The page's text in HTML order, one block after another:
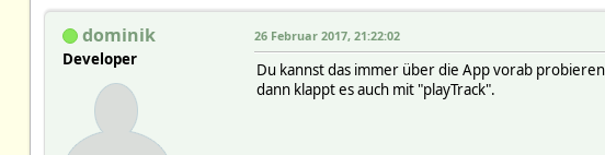
dominik
Developer
26 Februar 2017, 21:22:02
Du kannst das immer über die App vorab
dann klappt es auch mit "playTrack".